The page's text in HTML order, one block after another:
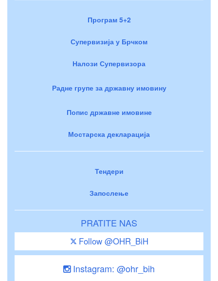
Програм 5+2
Супервизија у Брчком
Налози Супервизора
Радне групе за државну имовину
Попис државне имовине
Мостарска декларација
Тендери
Запослење
PRATITE NAS
Follow @OHR_BiH
Instagram: @ohr_bih